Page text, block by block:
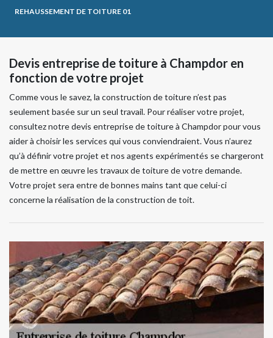
REHAUSSEMENT DE TOITURE 01
Devis entreprise de toiture à Champdor en
fonction de votre projet
Comme vous le savez, la construction de toiture n’est pas
seulement basée sur un seul travail. Pour réaliser votre projet,
consultez notre devis entreprise de toiture à Champdor pour vous
aider à choisir les services qui vous conviendraient. Vous n’aurez
qu’à définir votre projet et nos agents expérimentés se chargeront
de mettre en œuvre les travaux de toiture de votre demande.
Votre projet sera entre de bonnes mains tant que celui-ci
concerne la réalisation de la construction de toit.